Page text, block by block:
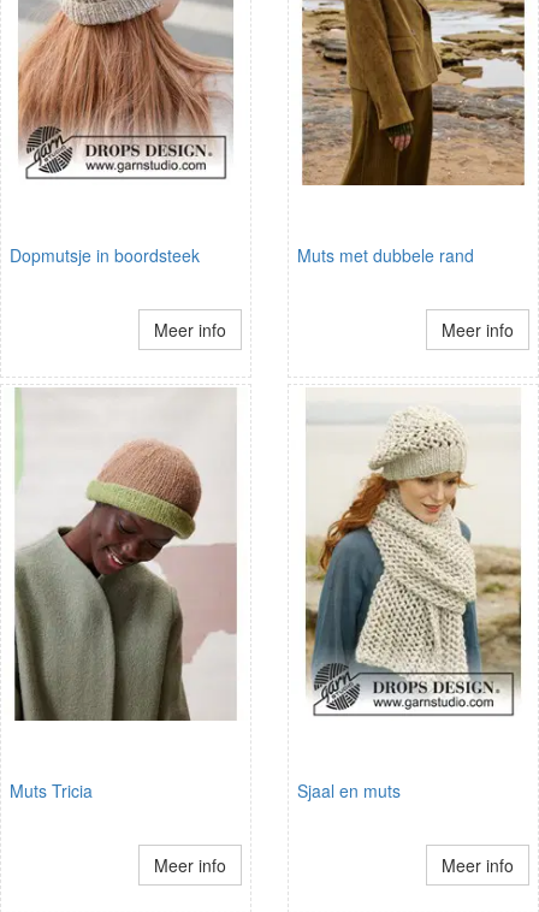
Dopmutsje in boordsteek
Meer info
Muts met dubbele rand
Meer info
Muts Tricia
Meer info
Sjaal en muts
Meer info